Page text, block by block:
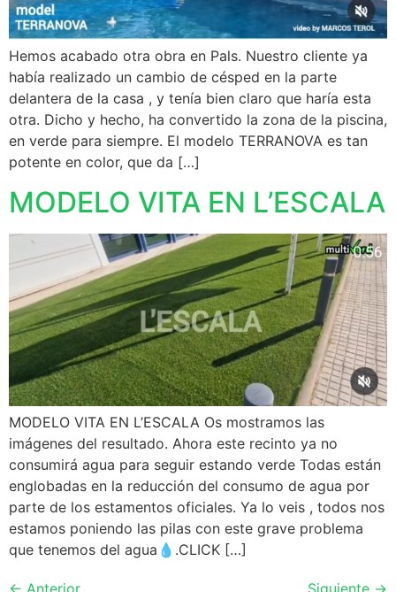
Hemos acabado otra obra en Pals. Nuestro cliente ya
había realizado un cambio de césped en la parte
delantera de la casa , y tenía bien claro que haría esta
otra. Dicho y hecho, ha convertido la zona de la piscina,
en verde para siempre. El modelo TERRANOVA es tan
potente en color, que da […]
MODELO VITA EN L’ESCALA
MODELO VITA EN L’ESCALA Os mostramos las
imágenes del resultado. Ahora este recinto ya no
consumirá agua para seguir estando verde Todas están
englobadas en la reducción del consumo de agua por
parte de los estamentos oficiales. Ya lo veis , todos nos
estamos poniendo las pilas con este grave problema
que tenemos del agua💧.CLICK […]
← Anterior Siguiente →